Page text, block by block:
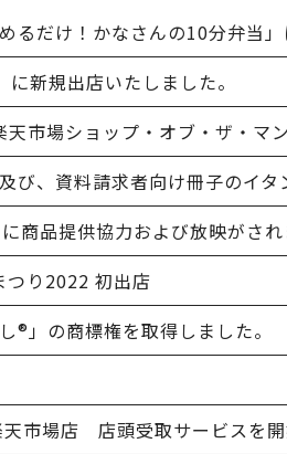
るだけ！かなさんの10分弁当」
に新規出店いたしました。
市場ショップ・オブ・ザ・マ
び、資料請求者向け冊子のイタ
商品提供協力および放映がされ
つり2022 初出店
®」の商標権を取得しました。
市場店 店頭受取サービスを開